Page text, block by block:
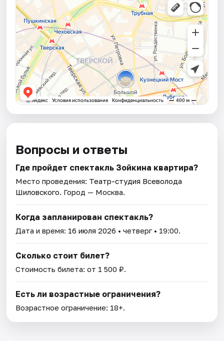
Вопросы и ответы
Где пройдет спектакль Зойкина квартира?
Место проведения: Театр-студия Всеволода
Шиловского. Город — Москва.
Когда запланирован спектакль?
Дата и время: 16 июля 2026 • четверг • 19:00.
Сколько стоит билет?
Стоимость билета: от 1 500 ₽.
Есть ли возрастные ограничения?
Возрастное ограничение: 18+.